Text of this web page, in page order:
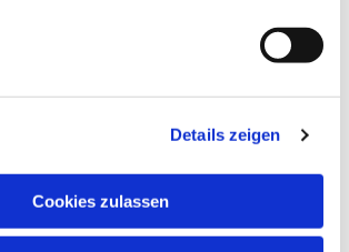
Details zeigen
Cookies zulassen